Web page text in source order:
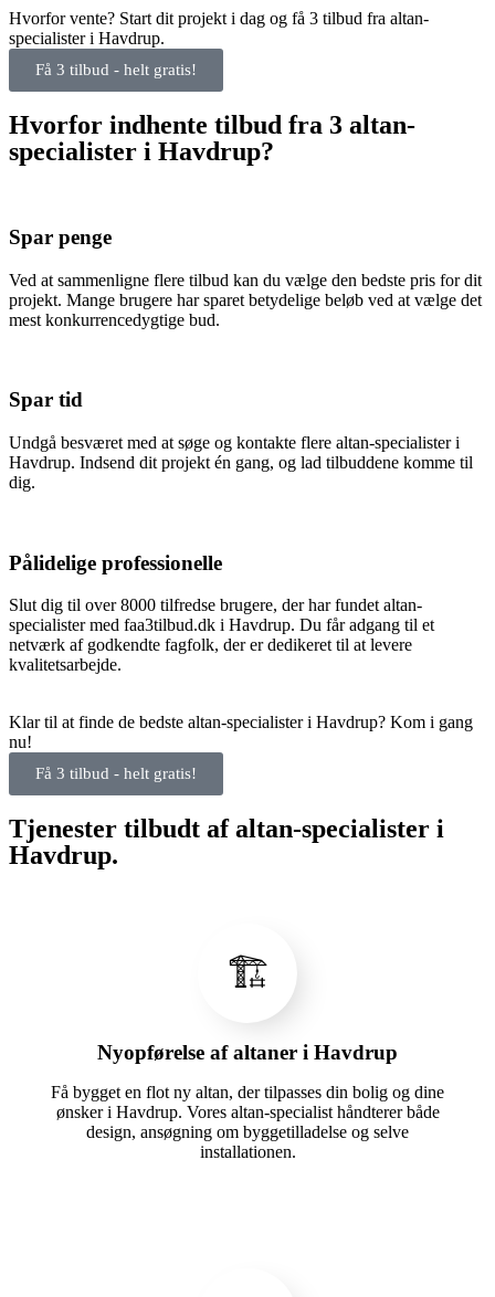
Hvorfor vente? Start dit projekt i dag og få 3 tilbud fra altan-
specialister i Havdrup.
Få 3 tilbud - helt gratis!
Hvorfor indhente tilbud fra 3 altan-
specialister i Havdrup?
Spar penge
Ved at sammenligne flere tilbud kan du vælge den bedste pris for dit
projekt. Mange brugere har sparet betydelige beløb ved at vælge det
mest konkurrencedygtige bud.
Spar tid
Undgå besværet med at søge og kontakte flere altan-specialister i
Havdrup. Indsend dit projekt én gang, og lad tilbuddene komme til
dig.
Pålidelige professionelle
Slut dig til over 8000 tilfredse brugere, der har fundet altan-
specialister med faa3tilbud.dk i Havdrup. Du får adgang til et
netværk af godkendte fagfolk, der er dedikeret til at levere
kvalitetsarbejde.
Klar til at finde de bedste altan-specialister i Havdrup? Kom i gang
nu!
Få 3 tilbud - helt gratis!
Tjenester tilbudt af altan-specialister i
Havdrup.
🏗️
Nyopførelse af altaner i Havdrup
Få bygget en flot ny altan, der tilpasses din bolig og dine
ønsker i Havdrup. Vores altan-specialist håndterer både
design, ansøgning om byggetilladelse og selve
installationen.